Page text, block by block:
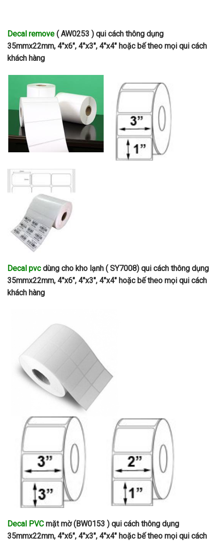
Decal remove ( AW0253 ) qui cách thông dụng
35mmx22mm, 4″x6″, 4″x3″, 4″x4″ hoặc bế theo mọi qui cách
khách hàng
Decal pvcdùng cho kho lạnh ( SY7008) qui cách thông dụng
35mmx22mm, 4″x6″, 4″x3″, 4″x4″ hoặc bế theo mọi qui cách
khách hàng
Decal PVC mặt mờ (BW0153 ) qui cách thông dụng
35mmx22mm, 4″x6″, 4″x3″, 4″x4″ hoặc bế theo mọi qui cách